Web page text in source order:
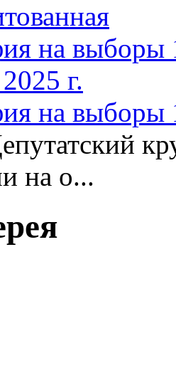
на выборы
на о...